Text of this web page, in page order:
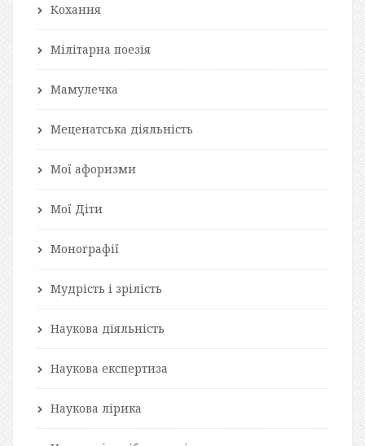
Кохання
Мілітарна поезія
Мамулечка
Меценатська діяльність
Мої афоризми
Мої Діти
Монографії
Мудрість і зрілість
Наукова діяльність
Наукова експертиза
Наукова лірика